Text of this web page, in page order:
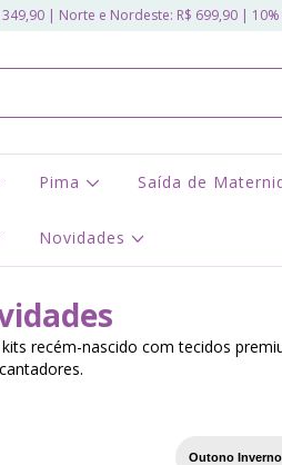
349,90 | Norte e Nordeste: R$ 699,90 | 10%
Pima Saída de
Novidades
recém-nascido com tecidos
Outono Inverno